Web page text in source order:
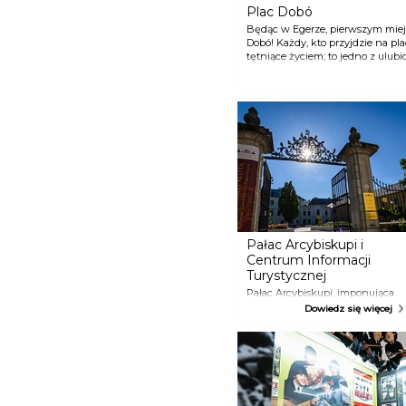
Plac Dobó
Będąc w Egerze, pierwszym
Dobó! Każdy, kto przyjdzie na
tętniące życiem; to jedno z
dzieci biegają wkoło,
zakochanych par. Latem plac
wtedy naprawdę można tutaj
Pałac Arcybiskupi i
Centrum Informacji
Turystycznej
Pałac Arcybiskupi, imponująca
rezydencja w stylu barokowym
Turystycznym otwartym dla
turystów w lutym 2016. Można
tutaj obejrzeć unikalną
ekspozycję sztuki sakralnej.
Wystawa prezentuje życie
codzienne biskupów i
Dowiedz się więcej